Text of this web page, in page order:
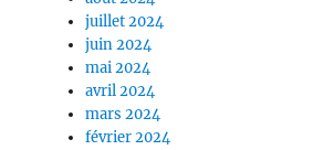
juillet 2024
juin 2024
mai 2024
avril 2024
mars 2024
février 2024